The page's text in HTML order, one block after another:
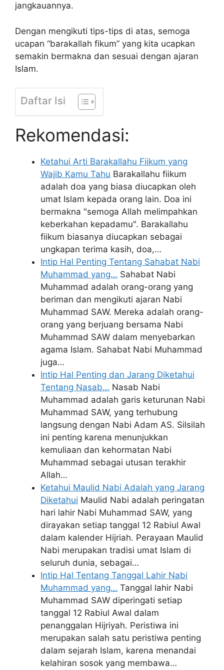
jangkauannya.
Dengan mengikuti tips-tips di atas, semoga
ucapan “barakallah fikum” yang kita ucapkan
semakin bermakna dan sesuai dengan ajaran
Islam.
Daftar Isi
Rekomendasi:
Ketahui Arti Barakallahu Fiikum yang
Wajib Kamu Tahu Barakallahu fiikum
adalah doa yang biasa diucapkan oleh
umat Islam kepada orang lain. Doa ini
bermakna "semoga Allah melimpahkan
keberkahan kepadamu". Barakallahu
fiikum biasanya diucapkan sebagai
ungkapan terima kasih, doa,…
Intip Hal Penting Tentang Sahabat Nabi
Muhammad yang… Sahabat Nabi
Muhammad adalah orang-orang yang
beriman dan mengikuti ajaran Nabi
Muhammad SAW. Mereka adalah orang-
orang yang berjuang bersama Nabi
Muhammad SAW dalam menyebarkan
agama Islam. Sahabat Nabi Muhammad
juga…
Intip Hal Penting dan Jarang Diketahui
Tentang Nasab… Nasab Nabi
Muhammad adalah garis keturunan Nabi
Muhammad SAW, yang terhubung
langsung dengan Nabi Adam AS. Silsilah
ini penting karena menunjukkan
kemuliaan dan kehormatan Nabi
Muhammad sebagai utusan terakhir
Allah…
Ketahui Maulid Nabi Adalah yang Jarang
Diketahui Maulid Nabi adalah peringatan
hari lahir Nabi Muhammad SAW, yang
dirayakan setiap tanggal 12 Rabiul Awal
dalam kalender Hijriah. Perayaan Maulid
Nabi merupakan tradisi umat Islam di
seluruh dunia, sebagai…
Intip Hal Tentang Tanggal Lahir Nabi
Muhammad yang… Tanggal lahir Nabi
Muhammad SAW diperingati setiap
tanggal 12 Rabiul Awal dalam
penanggalan Hijriyah. Peristiwa ini
merupakan salah satu peristiwa penting
dalam sejarah Islam, karena menandai
kelahiran sosok yang membawa…